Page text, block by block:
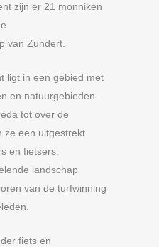
zijn er 21 monniken
van Zundert.
ligt in een gebied met
en natuurgebieden.
tot over de
ze een uitgestrekt
en fietsers.
landschap
van de turfwinning
fiets en